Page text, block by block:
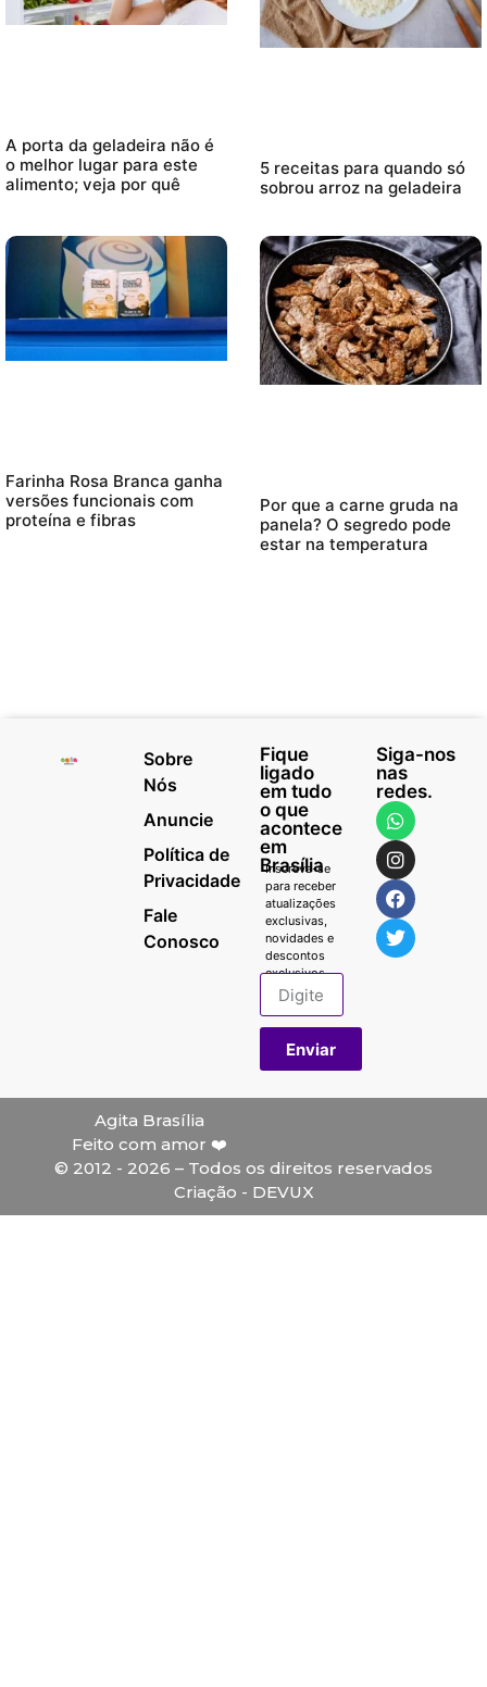
A porta da geladeira não é
o melhor lugar para este
alimento; veja por quê
5 receitas para quando só
sobrou arroz na geladeira
Farinha Rosa Branca ganha
versões funcionais com
proteína e fibras
Por que a carne gruda na
panela? O segredo pode
estar na temperatura
Sobre
Nós
Anuncie
Política de
Privacidade
Fale
Conosco
Fique
ligado
em tudo
o que
acontece
em
Brasília
Inscreva-se
para receber
atualizações
exclusivas,
novidades e
descontos
exclusivos.
Enviar
Siga-nos
nas
redes.
Agita Brasília
Feito com amor ❤️
© 2012 - 2026 – Todos os direitos reservados
Criação - DEVUX